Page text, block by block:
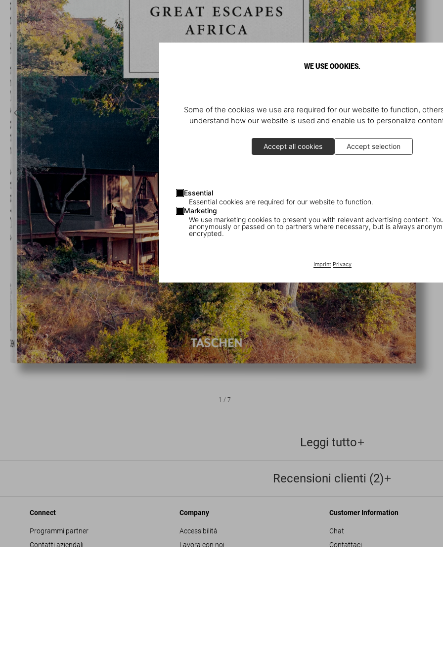
WE USE COOKIES.
Some of the cookies we use are required for our website to function,
understand how our website is used and enable us to personalize
Accept all cookies Accept selection
Essential
Essential cookies are required for our website to function.
Marketing
We use marketing cookies to present you with relevant advertising content.
anonymously or passed on to partners where necessary, but is always
encrypted.
Imprint| Privacy
1 /7
Leggi tutto
Recensioni clienti (2)
Connect
Programmi partner
Contatti aziendali
Company
Accessibilità
Lavora con noi
Customer Information
Chat
Contattaci